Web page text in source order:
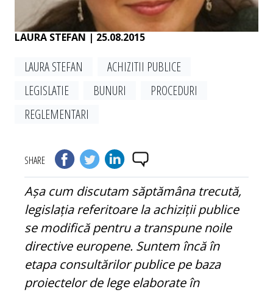
LAURA STEFAN | 25.08.2015
LAURA STEFAN
ACHIZITII PUBLICE
LEGISLATIE
BUNURI
PROCEDURI
REGLEMENTARI
SHARE
Așa cum discutam săptămâna trecută,
legislația referitoare la achiziții publice
se modifică pentru a transpune noile
directive europene. Suntem încă în
etapa consultărilor publice pe baza
proiectelor de lege elaborate în